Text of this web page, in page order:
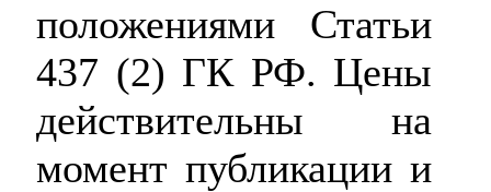
положениями Статьи
437 (2) ГК РФ. Цены
действительны на
момент публикации и